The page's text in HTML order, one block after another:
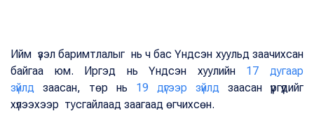
Ийм үзэл баримтлалыг нь ч бас Үндсэн хуульд заачихсан
байгаа юм. Иргэд нь Үндсэн хуулийн 17 дугаар
зүйлд заасан, төр нь 19 дүгээр зүйлд заасан үүргүүдийг
хүлээхээр тусгайлаад заагаад өгчихсөн.